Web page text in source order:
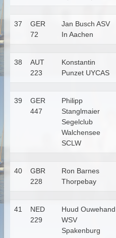
37
GER
72
Jan Busch ASV
In Aachen
38
AUT
223
Konstantin
Punzet UYCAS
39
GER
447
Philipp
Stanglmaier
Segelclub
Walchensee
SCLW
40
GBR
228
Ron Barnes
Thorpebay
41
NED
229
Huud Ouwehand
WSV
Spakenburg